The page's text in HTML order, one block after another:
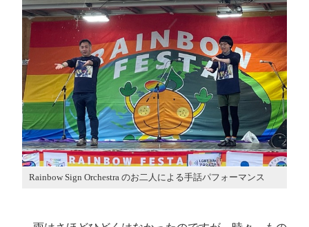
Rainbow Sign Orchestra のお二人による手話パフォーマンス